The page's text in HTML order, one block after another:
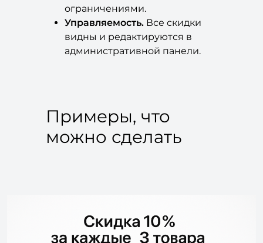
видны и редактируются в
административной панели.
можно сделать